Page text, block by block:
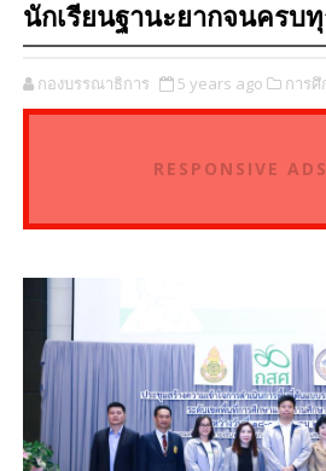
นักเรียนฐานะยากจนครบ
กองบรรณาธิการ 5 years ago การศึ
RESPONSIVE